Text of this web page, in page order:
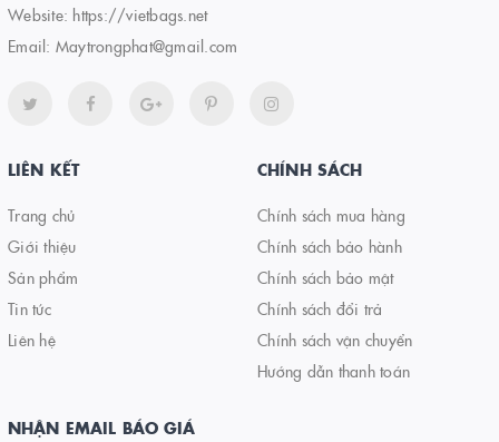
Website: https://vietbags.net
Email: Maytrongphat@gmail.com
LIÊN KẾT
Trang chủ
Giới thiệu
Sản phẩm
Tin tức
Liên hệ
CHÍNH SÁCH
Chính sách mua hàng
Chính sách bảo hành
Chính sách bảo mật
Chính sách đổi trả
Chính sách vận chuyển
Hướng dẫn thanh toán
NHẬN EMAIL BÁO GIÁ